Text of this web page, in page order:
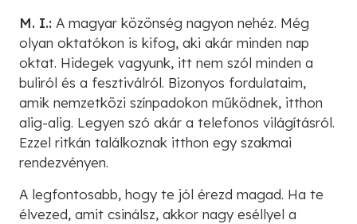
M. I.: A magyar közönség nagyon nehéz. Még
olyan oktatókon is kifog, aki akár minden nap
oktat. Hidegek vagyunk, itt nem szól minden a
buliról és a fesztiválról. Bizonyos fordulataim,
amik nemzetközi színpadokon működnek, itthon
alig-alig. Legyen szó akár a telefonos világításról.
Ezzel ritkán találkoznak itthon egy szakmai
rendezvényen.
A legfontosabb, hogy te jól érezd magad. Ha te
élvezed, amit csinálsz, akkor nagy eséllyel a